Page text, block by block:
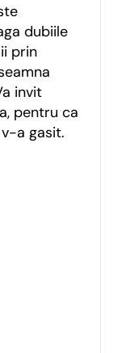
dubiile
prin
invit
pentru ca
a gasit.